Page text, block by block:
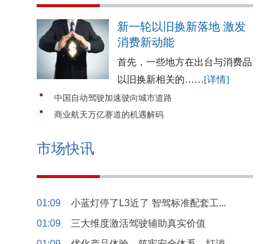
新一轮以旧换新落地 激发
消费新动能
首先，一些地方在出台与消费品
以旧换新相关的……[详情]
中国自动驾驶加速驶向城市道路
商业航天万亿赛道的机遇解码
市场快讯
01:09
小蓝灯停了L3近了 智驾标准配套工...
01:09
三大维度激活驾驶辅助真实价值